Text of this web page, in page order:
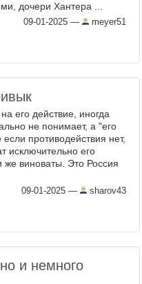
дочери Хантера ...
09-01-2025 — meyer51
его действие, иногда
не понимает, а "его
противодействия нет,
исключительно его
же виноваты. Это Россия
09-01-2025 — sharov43
и немного